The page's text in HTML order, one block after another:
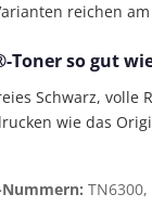
reichen
Toner so gut
Schwarz, volle
wie das